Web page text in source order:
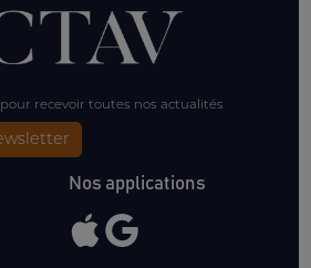
pour recevoir toutes nos actualités
Nos applications